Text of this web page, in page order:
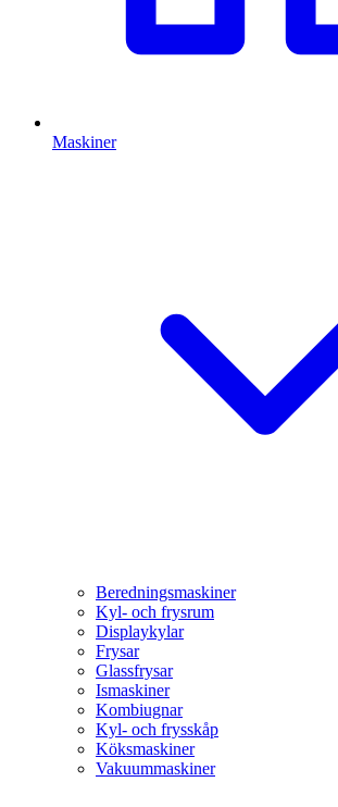
Maskiner
Beredningsmaskiner
Kyl- och frysrum
Displaykylar
Frysar
Glassfrysar
Ismaskiner
Kombiugnar
Kyl- och frysskåp
Köksmaskiner
Vakuummaskiner